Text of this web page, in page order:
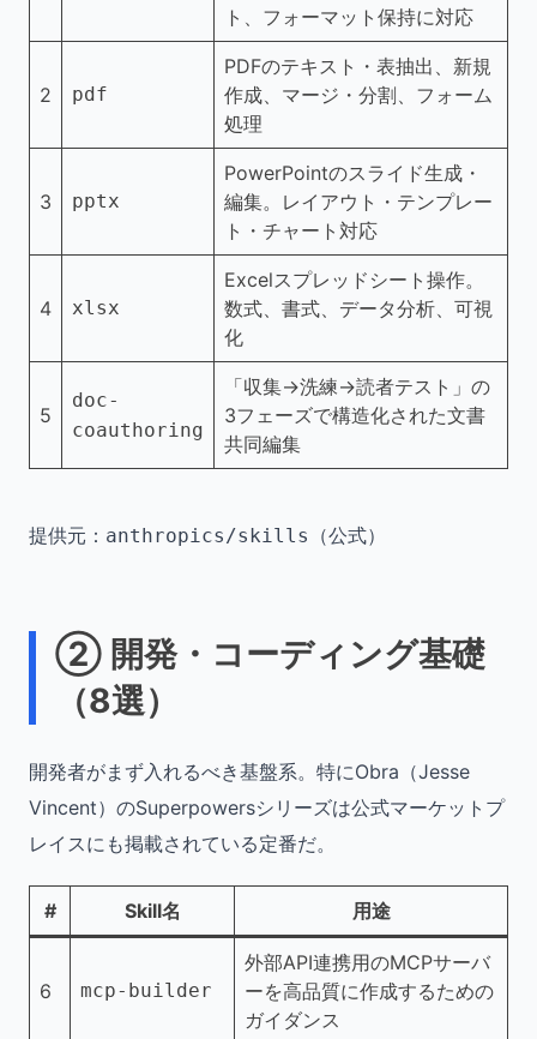
ト、フォーマット保持に対応
2 pdf
PDFのテキスト・表抽出、新規
作成、マージ・分割、フォーム
処理
3 pptx
PowerPointのスライド生成・
編集。レイアウト・テンプレー
ト・チャート対応
4 xlsx
Excelスプレッドシート操作。
数式、書式、データ分析、可視
化
5
doc-
coauthoring
「収集→洗練→読者テスト」の
3フェーズで構造化された文書
共同編集
提供元： anthropics/skills （公式）
② 開発・コーディング基礎
（8選）
開発者がまず入れるべき基盤系。特にObra（Jesse
Vincent）のSuperpowersシリーズは公式マーケットプ
レイスにも掲載されている定番だ。
# Skill名 用途
6 mcp-builder
外部API連携用のMCPサーバ
ーを高品質に作成するための
ガイダンス